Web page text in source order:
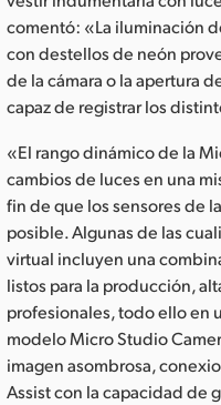
comentó: «La iluminación
con destellos de neón
de la cámara o la apertura
capaz de registrar los
«El rango dinámico de la
cambios de luces en una
fin de que los sensores de
posible. Algunas de las
virtual incluyen una
listos para la producción,
profesionales, todo ello en
modelo Micro Studio
imagen asombrosa,
Assist con la capacidad de